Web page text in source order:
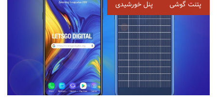
ها
پتنت گوشی پنل خورشیدی